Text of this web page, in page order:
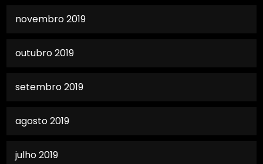
novembro 2019
outubro 2019
setembro 2019
agosto 2019
julho 2019